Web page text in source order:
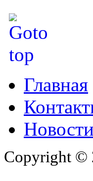
Главная
Новости
Copyright ©